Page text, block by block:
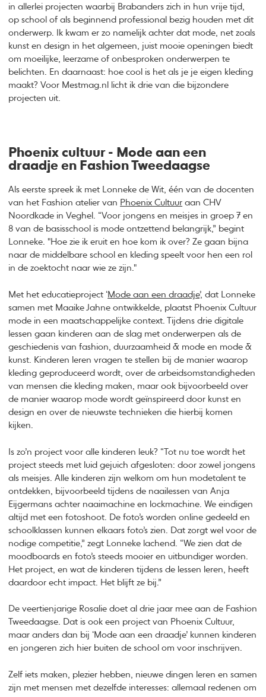
in allerlei projecten waarbij Brabanders zich in hun vrije tijd,
op school of als beginnend professional bezig houden met dit
onderwerp. Ik kwam er zo namelijk achter dat mode, net zoals
kunst en design in het algemeen, juist mooie openingen biedt
om moeilijke, leerzame of onbesproken onderwerpen te
belichten. En daarnaast: hoe cool is het als je je eigen kleding
maakt? Voor Mestmag.nl licht ik drie van die bijzondere
projecten uit.
Phoenix cultuur - Mode aan een
draadje en Fashion Tweedaagse
Als eerste spreek ik met Lonneke de Wit, één van de docenten
van het Fashion atelier van Phoenix Cultuur aan CHV
Noordkade in Veghel. “Voor jongens en meisjes in groep 7 en
8 van de basisschool is mode ontzettend belangrijk,” begint
Lonneke. "Hoe zie ik eruit en hoe kom ik over? Ze gaan bijna
naar de middelbare school en kleding speelt voor hen een rol
in de zoektocht naar wie ze zijn."
Met het educatieproject ‘Mode aan een draadje’, dat Lonneke
samen met Maaike Jahne ontwikkelde, plaatst Phoenix Cultuur
mode in een maatschappelijke context. Tijdens drie digitale
lessen gaan kinderen aan de slag met onderwerpen als de
geschiedenis van fashion, duurzaamheid & mode en mode &
kunst. Kinderen leren vragen te stellen bij de manier waarop
kleding geproduceerd wordt, over de arbeidsomstandigheden
van mensen die kleding maken, maar ook bijvoorbeeld over
de manier waarop mode wordt geïnspireerd door kunst en
design en over de nieuwste technieken die hierbij komen
kijken.
Is zo’n project voor alle kinderen leuk? “Tot nu toe wordt het
project steeds met luid gejuich afgesloten: door zowel jongens
als meisjes. Alle kinderen zijn welkom om hun modetalent te
ontdekken, bijvoorbeeld tijdens de naailessen van Anja
Eijgermans achter naaimachine en lockmachine. We eindigen
altijd met een fotoshoot. De foto’s worden online gedeeld en
schoolklassen kunnen elkaars foto’s zien. Dat zorgt wel voor de
nodige competitie,” zegt Lonneke lachend. “We zien dat de
moodboards en foto’s steeds mooier en uitbundiger worden.
Het project, en wat de kinderen tijdens de lessen leren, heeft
daardoor echt impact. Het blijft ze bij.”
De veertienjarige Rosalie doet al drie jaar mee aan de Fashion
Tweedaagse. Dat is ook een project van Phoenix Cultuur,
maar anders dan bij ‘Mode aan een draadje’ kunnen kinderen
en jongeren zich hier buiten de school om voor inschrijven.
Zelf iets maken, plezier hebben, nieuwe dingen leren en samen
zijn met mensen met dezelfde interesses: allemaal redenen om